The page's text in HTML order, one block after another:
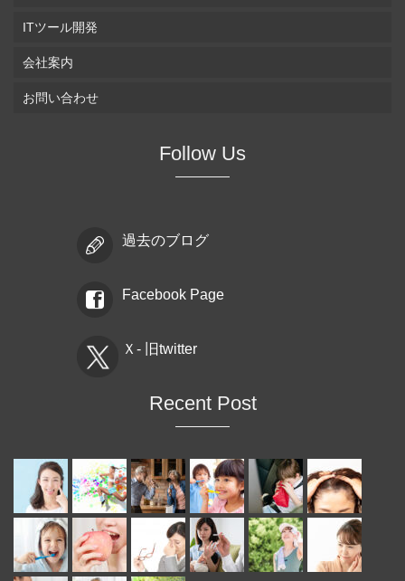
ITツール開発
会社案内
お問い合わせ
Follow Us
過去のブログ
Facebook Page
Ｘ- 旧twitter
Recent Post